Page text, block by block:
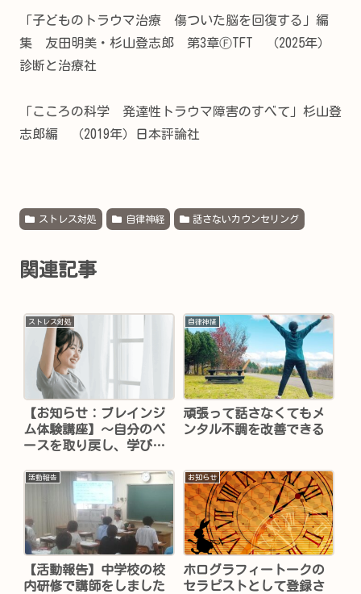
「子どものトラウマ治療 傷ついた脳を回復する」編
集 友田明美・杉山登志郎 第3章ⒻTFT （2025年）
診断と治療社
「こころの科学 発達性トラウマ障害のすべて」杉山登
志郎編 （2019年）日本評論社
ストレス対処 自律神経 話さないカウンセリング
関連記事
ストレス対処
【お知らせ：ブレインジ
ム体験講座】～自分のペ
ースを取り戻し、学びと
ササイズ～（終了しまし
自律神経
頑張って話さなくてもメ
ンタル不調を改善できる
活動報告
【活動報告】中学校の校
内研修で講師をしました
お知らせ
ホログラフィートークの
セラピストとして登録さ